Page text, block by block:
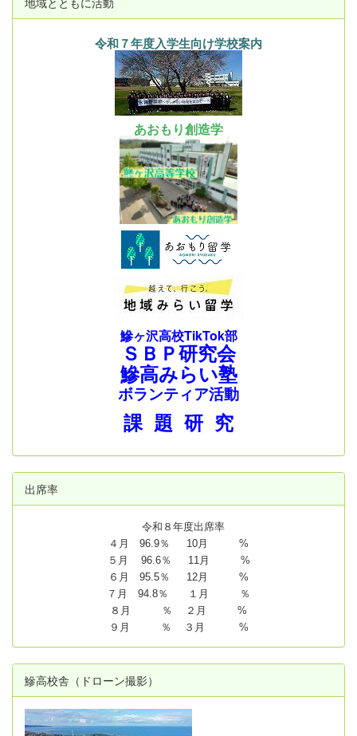
令和７年度入学生向け学校案内
あおもり創造学
鰺ヶ沢高校TikTok部
ＳＢＰ研究会
鰺高みらい塾
ボランティア活動
課 題 研 究
出席率
令和８年度出席率
４月 96.9％ 10月 %
５月 96.6％ 11月 %
６月 95.5％ 12月 %
７月 94.8％ １月 ％
８月 ％ ２月 %
９月 ％ ３月 %
鰺高校舎（ドローン撮影）